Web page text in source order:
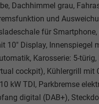
Dachhimmel grau,
und
für
10" Display, Innenspiegel
Karosserie: 5-
cockpit), Kühlergrill mit
kW TDI, Parkbremse
digital (DAB+),